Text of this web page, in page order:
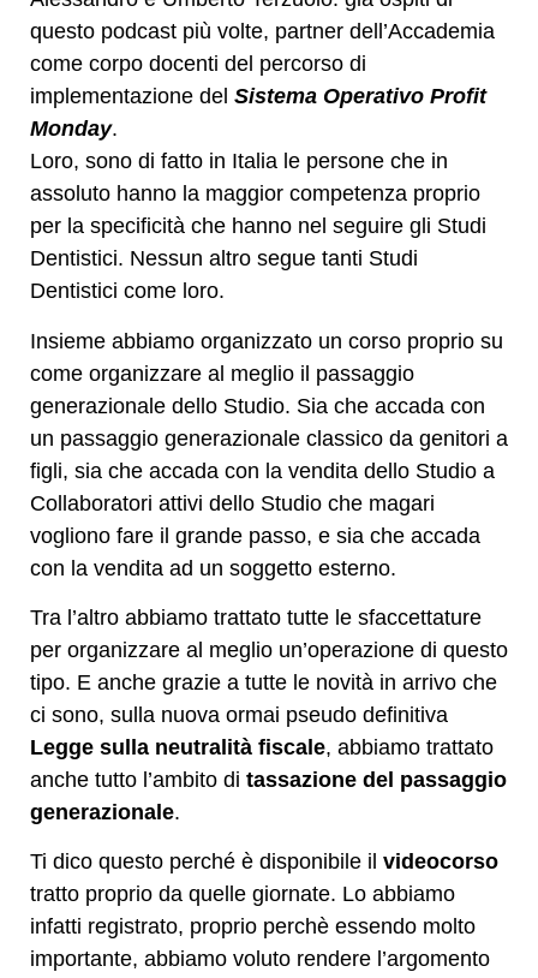
questo podcast più volte, partner dell’Accademia
come corpo docenti del percorso di
implementazione del Sistema Operativo Profit
Monday.
Loro, sono di fatto in Italia le persone che in
assoluto hanno la maggior competenza proprio
per la specificità che hanno nel seguire gli Studi
Dentistici. Nessun altro segue tanti Studi
Dentistici come loro.
Insieme abbiamo organizzato un corso proprio su
come organizzare al meglio il passaggio
generazionale dello Studio. Sia che accada con
un passaggio generazionale classico da genitori a
figli, sia che accada con la vendita dello Studio a
Collaboratori attivi dello Studio che magari
vogliono fare il grande passo, e sia che accada
con la vendita ad un soggetto esterno.
Tra l’altro abbiamo trattato tutte le sfaccettature
per organizzare al meglio un’operazione di questo
tipo. E anche grazie a tutte le novità in arrivo che
ci sono, sulla nuova ormai pseudo definitiva
Legge sulla neutralità fiscale, abbiamo trattato
anche tutto l’ambito di tassazione del passaggio
generazionale.
Ti dico questo perché è disponibile il videocorso
tratto proprio da quelle giornate. Lo abbiamo
infatti registrato, proprio perchè essendo molto
importante, abbiamo voluto rendere l’argomento